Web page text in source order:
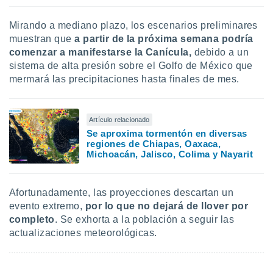
Mirando a mediano plazo, los escenarios preliminares
muestran quea partir de la próxima semana podría
comenzar a manifestarse la Canícula, debido a un
sistema de alta presión sobre el Golfo de México que
mermará las precipitaciones hasta finales de mes.
Artículo relacionado
Se aproxima tormentón en diversas
regiones de Chiapas, Oaxaca,
Michoacán, Jalisco, Colima y Nayarit
Afortunadamente, las proyecciones descartan un
evento extremo, por lo que no dejará de llover por
completo. Se exhorta a la población a seguir las
actualizaciones meteorológicas.